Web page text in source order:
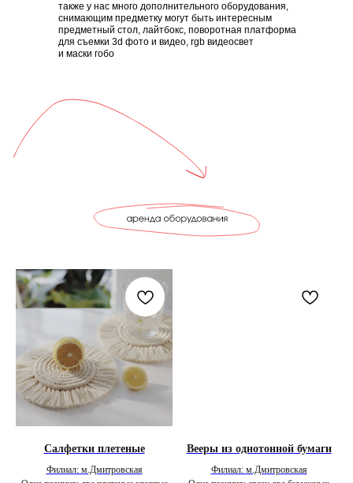
также у нас много дополнительного оборудования,
снимающим предметку могут быть интересным
предметный стол, лайтбокс, поворотная платформа
для съемки 3d фото и видео, rgb видеосвет
и маски гобо
Салфетки плетеные
Филиал: м.Дмитровская
Вееры из однотонной бумаги
Филиал: м.Дмитровская